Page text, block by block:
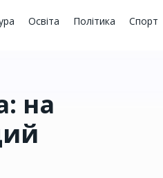
Освіта Політика Спорт
на